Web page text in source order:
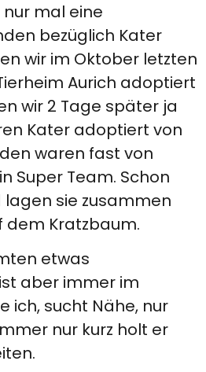
mal eine
bezüglich Kater
wir im Oktober letzten
Aurich adoptiert
wir 2 Tage später ja
Kater adoptiert von
waren fast von
Super Team. Schon
sie zusammen
Kratzbaum.
etwas
aber immer im
ich, sucht Nähe, nur
nur kurz holt er